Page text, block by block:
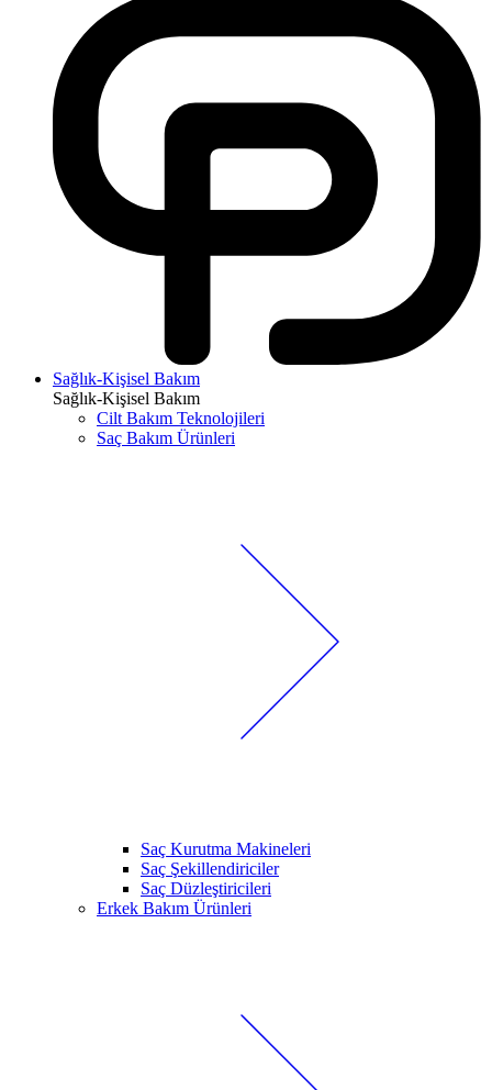
Sağlık-Kişisel Bakım
Sağlık-Kişisel Bakım
Cilt Bakım Teknolojileri
Saç Bakım Ürünleri
Saç Kurutma Makineleri
Saç Şekillendiriciler
Saç Düzleştiricileri
Erkek Bakım Ürünleri